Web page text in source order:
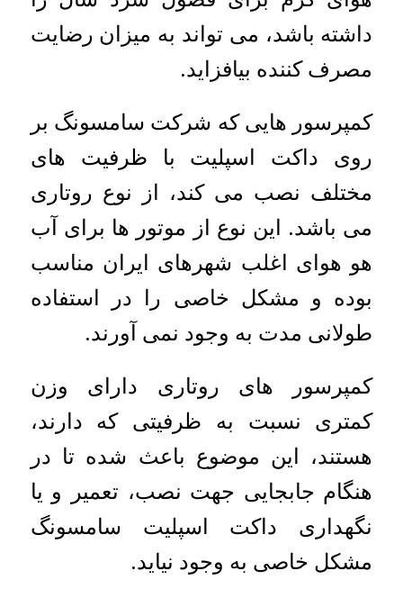
داشته باشد، می تواند به میزان رضایت
مصرف کننده بیافزاید.
کمپرسور هایی که شرکت سامسونگ بر
روی داکت اسپلیت با ظرفیت های
مختلف نصب می کند، از نوع روتاری
می باشد. این نوع از موتور ها برای آب
هو هوای اغلب شهرهای ایران مناسب
بوده و مشکل خاصی را در استفاده
طولانی مدت به وجود نمی آورند.
کمپرسور های روتاری دارای وزن
کمتری نسبت به ظرفیتی که دارند،
هستند، این موضوع باعث شده تا در
هنگام جابجایی جهت نصب، تعمیر و یا
نگهداری داکت اسپلیت سامسونگ
مشکل خاصی به وجود نیاید.